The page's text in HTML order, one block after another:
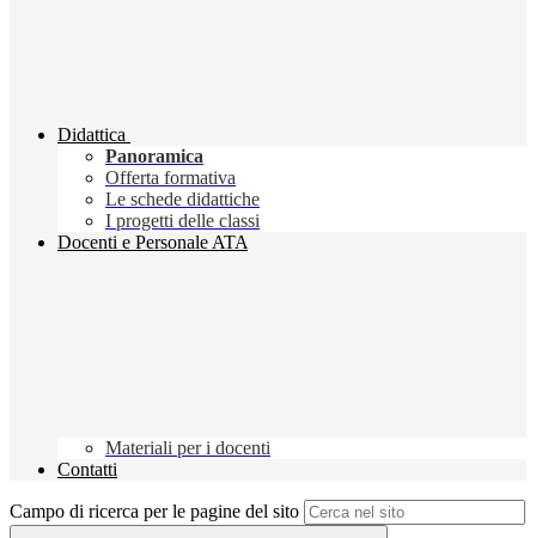
Didattica
Panoramica
Offerta formativa
Le schede didattiche
I progetti delle classi
Docenti e Personale ATA
Materiali per i docenti
Contatti
Campo di ricerca per le pagine del sito